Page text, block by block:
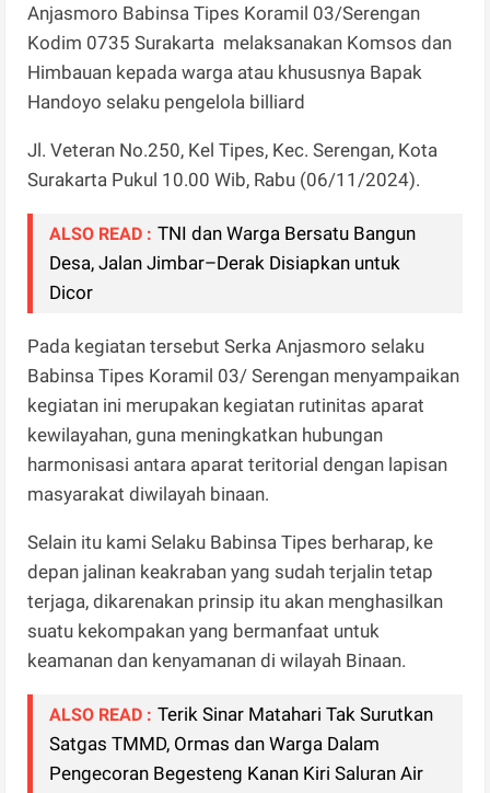
Anjasmoro Babinsa Tipes Koramil 03/Serengan
Kodim 0735 Surakarta melaksanakan Komsos dan
Himbauan kepada warga atau khususnya Bapak
Handoyo selaku pengelola billiard
Jl. Veteran No.250, Kel Tipes, Kec. Serengan, Kota
Surakarta Pukul 10.00 Wib, Rabu (06/11/2024).
ALSO READ : TNI dan Warga Bersatu Bangun
Desa, Jalan Jimbar–Derak Disiapkan untuk
Dicor
Pada kegiatan tersebut Serka Anjasmoro selaku
Babinsa Tipes Koramil 03/ Serengan menyampaikan
kegiatan ini merupakan kegiatan rutinitas aparat
kewilayahan, guna meningkatkan hubungan
harmonisasi antara aparat teritorial dengan lapisan
masyarakat diwilayah binaan.
Selain itu kami Selaku Babinsa Tipes berharap, ke
depan jalinan keakraban yang sudah terjalin tetap
terjaga, dikarenakan prinsip itu akan menghasilkan
suatu kekompakan yang bermanfaat untuk
keamanan dan kenyamanan di wilayah Binaan.
ALSO READ : Terik Sinar Matahari Tak Surutkan
Satgas TMMD, Ormas dan Warga Dalam
Pengecoran Begesteng Kanan Kiri Saluran Air